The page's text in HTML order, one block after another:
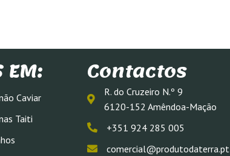
EM:
Caviar
Taiti
Contactos
R. do Cruzeiro N.º 9
6120-152 Amêndoa-Mação
+351 924 285 005
comercial@produtodaterra.pt